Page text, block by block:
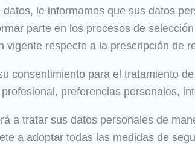
le informamos que sus datos
parte en los procesos de
vigente respecto a la prescripción de
consentimiento para el tratamiento
preferencias personales,
a tratar sus datos personales de
a adoptar todas las medidas de